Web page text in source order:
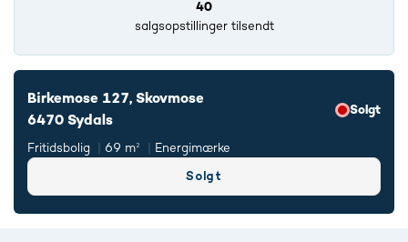
40
salgsopstillinger tilsendt
Birkemose 127, Skovmose
6470 Sydals
Solgt
Fritidsbolig 69 m² Energimærke
Solgt